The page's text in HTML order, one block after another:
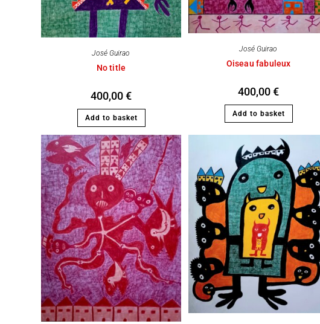
José Guirao
No title
400,00€
Add to basket
José Guirao
Oiseau fabuleux
400,00€
Add to basket